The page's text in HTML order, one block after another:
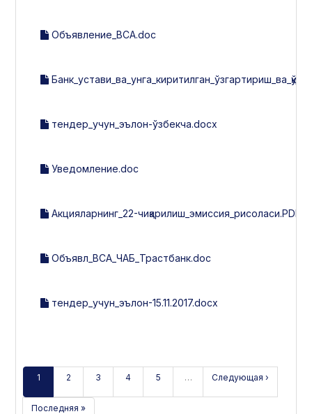
Объявление_ВСА.doc
тендер_учун_эълон-ўзбекча.docx
Уведомление.doc
Акцияларнинг_22-чиқарилиш_эмиссия_рисоласи.PDF
Объявл_ВСА_ЧАБ_Трастбанк.doc
тендер_учун_эълон-15.11.2017.docx
1 2 3 4 5 … Следующая ›
Последняя »